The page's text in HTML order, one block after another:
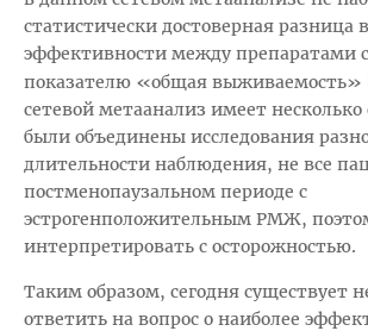
статистически достоверная разница в
эффективности между препаратами
показателю «общая выживаемость»
сетевой метаанализ имеет
были объединены исследования
длительности наблюдения, не все
постменопаузальном периоде с
эстрогенположительным РМЖ,
интерпретировать с осторожностью.
Таким образом, сегодня существует
ответить на вопрос о наиболее